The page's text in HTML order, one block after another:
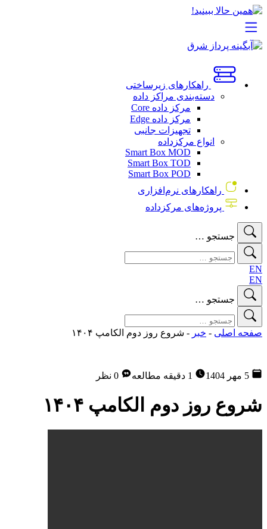
راهکارهای زیرساختی
دسته‌بندی مراکز داده
مرکز داده Core
مرکز داده Edge
تجهیزات جانبی
انواع مرکزداده
Smart Box MOD
Smart Box TOD
Smart Box POD
راهکارهای نرم‌افزاری
پروژه‌های مرکزداده
جستجو …
EN
EN
جستجو …
صفحه اصلی - خبر - شروع روز دوم الکامپ ۱۴۰۴
1 دقیقه مطالعه 0 نظر
شروع روز دوم الکامپ ۱۴۰۴